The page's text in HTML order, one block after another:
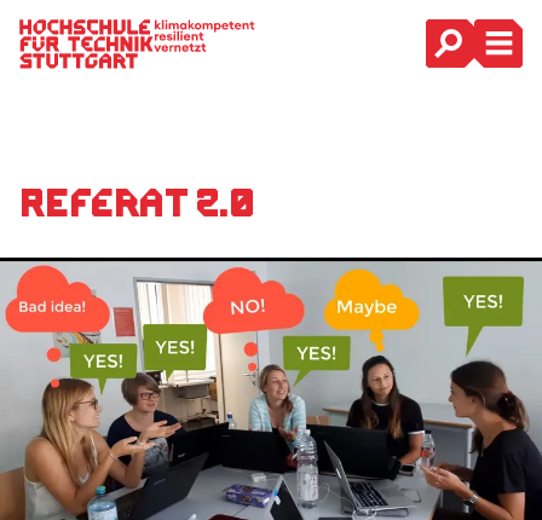
Hauptnavigation
Referat 2.0